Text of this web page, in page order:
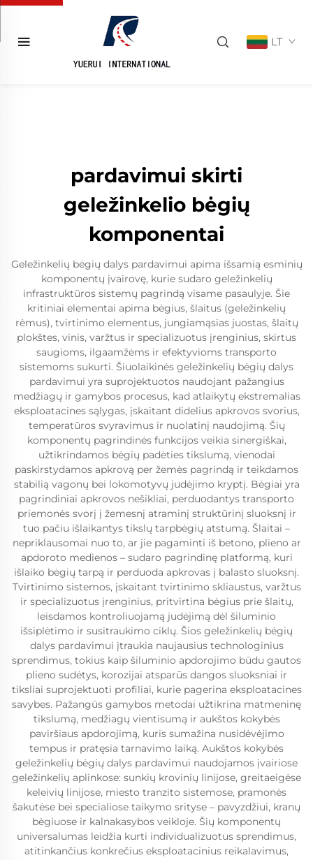
LT
pardavimui skirti
geležinkelio bėgių
komponentai
Geležinkelių bėgių dalys pardavimui apima išsamią esminių
komponentų įvairovę, kurie sudaro geležinkelių
infrastruktūros sistemų pagrindą visame pasaulyje. Šie
kritiniai elementai apima bėgius, šlaitus (geležinkelių
rėmus), tvirtinimo elementus, jungiamąsias juostas, šlaitų
plokštes, vinis, varžtus ir specializuotus įrenginius, skirtus
saugioms, ilgaamžėms ir efektyvioms transporto
sistemoms sukurti. Šiuolaikinės geležinkelių bėgių dalys
pardavimui yra suprojektuotos naudojant pažangius
medžiagų ir gamybos procesus, kad atlaikytų ekstremalias
eksploatacines sąlygas, įskaitant didelius apkrovos svorius,
temperatūros svyravimus ir nuolatinį naudojimą. Šių
komponentų pagrindinės funkcijos veikia sinergiškai,
užtikrindamos bėgių padėties tikslumą, vienodai
paskirstydamos apkrovą per žemės pagrindą ir teikdamos
stabilią vagonų bei lokomotyvų judėjimo kryptį. Bėgiai yra
pagrindiniai apkrovos nešikliai, perduodantys transporto
priemonės svorį į žemesnį atraminį struktūrinį sluoksnį ir
tuo pačiu išlaikantys tikslų tarpbėgių atstumą. Šlaitai –
nepriklausomai nuo to, ar jie pagaminti iš betono, plieno ar
apdoroto medienos – sudaro pagrindinę platformą, kuri
išlaiko bėgių tarpą ir perduoda apkrovas į balasto sluoksnį.
Tvirtinimo sistemos, įskaitant tvirtinimo skliaustus, varžtus
ir specializuotus įrenginius, pritvirtina bėgius prie šlaitų,
leisdamos kontroliuojamą judėjimą dėl šiluminio
išsiplėtimo ir susitraukimo ciklų. Šios geležinkelių bėgių
dalys pardavimui įtraukia naujausius technologinius
sprendimus, tokius kaip šiluminio apdorojimo būdu gautos
plieno sudėtys, korozijai atsparūs dangos sluoksniai ir
tiksliai suprojektuoti profiliai, kurie pagerina eksploatacines
savybes. Pažangūs gamybos metodai užtikrina matmeninę
tikslumą, medžiagų vientisumą ir aukštos kokybės
paviršiaus apdorojimą, kuris sumažina nusidėvėjimo
tempus ir pratęsia tarnavimo laiką. Aukštos kokybės
geležinkelių bėgių dalys pardavimui naudojamos įvairiose
geležinkelių aplinkose: sunkių krovinių linijose, greitaeigėse
keleivių linijose, miesto tranzito sistemose, pramonės
šakutėse bei specialiose taikymo srityse – pavyzdžiui, kranų
bėgiuose ir kalnakasybos veikloje. Šių komponentų
universalumas leidžia kurti individualizuotus sprendimus,
atitinkančius konkrečius eksploatacinius reikalavimus,